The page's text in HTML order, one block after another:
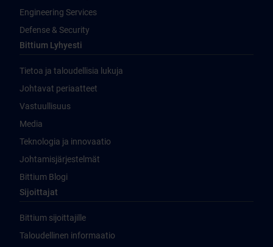
Engineering Services
Defense & Security
Bittium Lyhyesti
Tietoa ja taloudellisia lukuja
Johtavat periaatteet
Vastuullisuus
Media
Teknologia ja innovaatio
Johtamisjärjestelmät
Bittium Blogi
Sijoittajat
Bittium sijoittajille
Taloudellinen informaatio